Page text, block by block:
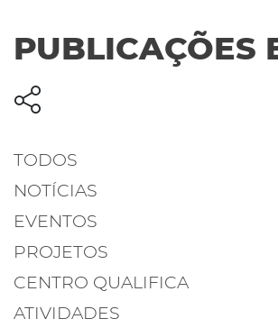
PUBLICAÇÕES
TODOS
NOTÍCIAS
EVENTOS
PROJETOS
CENTRO QUALIFICA
ATIVIDADES